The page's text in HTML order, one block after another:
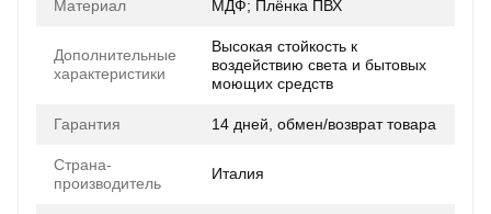
Материал МДФ; Плёнка ПВХ
Дополнительные
характеристики
Высокая стойкость к
воздействию света и бытовых
моющих средств
Гарантия 14 дней, обмен/возврат товара
Страна-
производитель
Италия